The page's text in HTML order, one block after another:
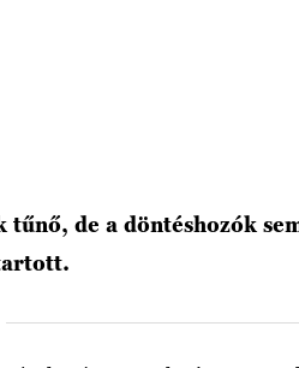
tűnő, de a döntéshozók